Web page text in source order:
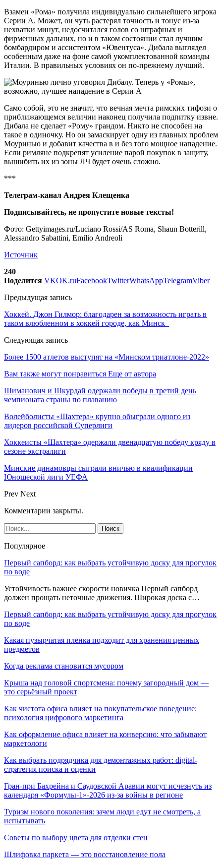
Взамен «Рома» получила индивидуально сильнейшего игрока
Серии А. Может, он чуть растерял точность и тонус из-за
нехватки минут, недосчитался голов со штрафных и
фирменных дальних, но и в таком состоянии стал лучшим
бомбардиром и ассистентом «Ювентуса». Дибала выглядел
особенным даже на фоне самой укомплектованной команды
Италии. В правильных условиях он по-прежнему лучший.
Само собой, это не значит, что вечная мечта римских тифози о
приближающемся величии наконец получила подпитку извне.
Дибала не сделает «Рому» грандом. Никто не способен на
такое в одиночку. Но он замаскирует одну из главных проблем
Моуринью и добавит качества в и без того мощное нападение.
Если римляне подкрепят усиление парой покупок в защиту,
вышибить их из зоны ЛЧ будет очень сложно.
***
Телеграм-канал Андрея Клещенка
Подписывайтесь, не пропустите новые тексты!
Фото: Gettyimages.ru/Luciano Rossi/AS Roma, Shaun Botterill,
Alessandro Sabattini, Emilio Andreoli
Источник
240
Поделится VKOK.ruFacebookTwitterWhatsAppTelegramViber
Предыдущая запись
Хоккей. Джон Гилмор: благодарен за возможность играть в
таком влюбленном в хоккей городе, как Минск
Следующая запись
Более 1500 атлетов выступят на «Минском триатлоне-2022»
Вам также могут понравиться Еще от автора
Шиманович и Шкурдай одержали победы в третий день
чемпионата страны по плаванию
Волейболисты «Шахтера» крупно обыграли одного из
лидеров российской Суперлиги
Хоккеисты «Шахтера» одержали двенадцатую победу кряду в
сезоне экстралиги
Минские динамовцы сыграли вничью в квалификации
Юношеской лиги УЕФА
Prev Next
Комментарии закрыты.
Популярное
Первый сапборд: как выбрать устойчивую доску для прогулок
по воде
Устойчивость важнее скорости новичка Первый сапборд
должен прощать неточные движения. Широкая доска с…
Первый сапборд: как выбрать устойчивую доску для прогулок
по воде
Какая пузырчатая пленка подходит для хранения ценных
предметов
Когда реклама становится мусором
Крыша над головой спортсмена: почему загородный дом —
это серьёзный проект
Как чистота офиса влияет на покупательское поведение:
психология цифрового маркетинга
Как оформление офиса влияет на конверсию: что забывают
маркетологи
Как выбрать подрядчика для демонтажных работ: digital-
стратегия поиска и оценки
Гран-при Бахрейна и Саудовской Аравии могут исчезнуть из
календаря «Формулы-1»-2026 из-за войны в регионе
Туризм нового поколения: зачем люди едут не смотреть, а
испытывать
Советы по выбору цвета для отделки стен
Шлифовка паркета — это восстановление пола